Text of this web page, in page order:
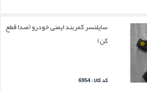
سایلنسر کمربند ایمنی خودرو (صدا قطع
کن)
کد کالا : 6954